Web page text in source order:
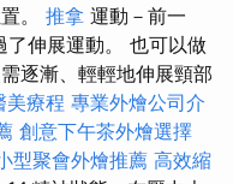
。 推拿 運動－前一
伸展運動。 也可以做
逐漸、輕輕地伸展頸部
美療程 專業外燴公司介
創意下午茶外燴選擇
型聚會外燴推薦 高效縮